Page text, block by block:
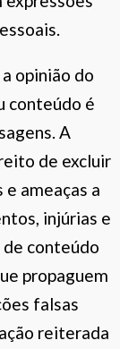
opinião do
conteúdo é
A
de excluir
ameaças a
injúrias e
conteúdo
propaguem
falsas
reiterada